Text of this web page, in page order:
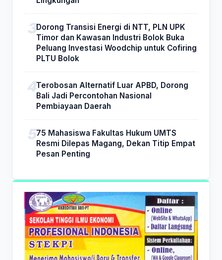
Dorong Transisi Energi di NTT, PLN UPK
Timor dan Kawasan Industri Bolok Buka
Peluang Investasi Woodchip untuk Cofiring
PLTU Bolok
Terobosan Alternatif Luar APBD, Dorong
Bali Jadi Percontohan Nasional
Pembiayaan Daerah
75 Mahasiswa Fakultas Hukum UMTS
Resmi Dilepas Magang, Dekan Titip Empat
Pesan Penting